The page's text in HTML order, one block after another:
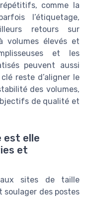
comme la
l’étiquetage,
retours sur
volumes élevés et
et les
peuvent aussi
reste d’aligner le
des volumes,
de qualité et
est elle
et
sites de taille
soulager des postes